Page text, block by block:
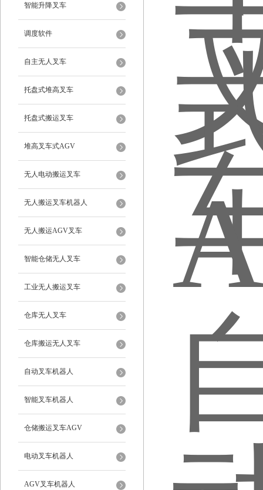
智能升降叉车
调度软件
自主无人叉车
托盘式堆高叉车
托盘式搬运叉车
堆高叉车式AGV
无人电动搬运叉车
无人搬运叉车机器人
无人搬运AGV叉车
智能仓储无人叉车
工业无人搬运叉车
仓库无人叉车
仓库搬运无人叉车
自动叉车机器人
智能叉车机器人
仓储搬运叉车AGV
电动叉车机器人
AGV叉车机器人